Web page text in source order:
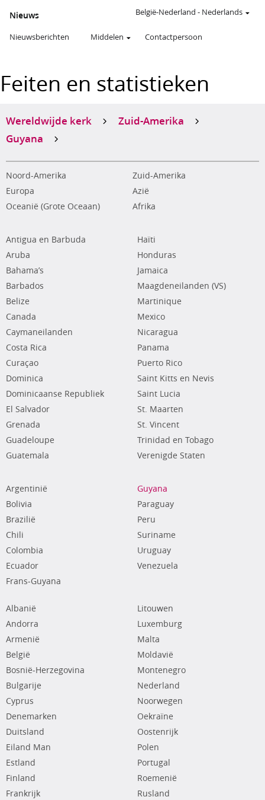
Nieuws
Nieuwsberichten Middelen Contactpersoon
België-Nederland - Nederlands
Feiten en statistieken
Wereldwijde kerk
Zuid-Amerika
Guyana
Noord-Amerika
Zuid-Amerika
Europa
Azië
Oceanië (Grote Oceaan)
Afrika
Antigua en Barbuda
Aruba
Bahama’s
Barbados
Belize
Canada
Caymaneilanden
Costa Rica
Curaçao
Dominica
Dominicaanse Republiek
El Salvador
Grenada
Guadeloupe
Guatemala
Haïti
Honduras
Jamaica
Maagdeneilanden (VS)
Martinique
Mexico
Nicaragua
Panama
Puerto Rico
Saint Kitts en Nevis
Saint Lucia
St. Maarten
St. Vincent
Trinidad en Tobago
Verenigde Staten
Argentinië
Bolivia
Brazilië
Chili
Colombia
Ecuador
Frans-Guyana
Guyana
Paraguay
Peru
Suriname
Uruguay
Venezuela
Albanië
Andorra
Armenië
België
Bosnië-Herzegovina
Bulgarije
Cyprus
Denemarken
Duitsland
Eiland Man
Estland
Finland
Frankrijk
Litouwen
Luxemburg
Malta
Moldavië
Montenegro
Nederland
Noorwegen
Oekraïne
Oostenrijk
Polen
Portugal
Roemenië
Rusland